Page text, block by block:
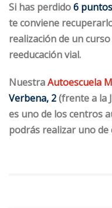
Si has perdido6
te conviene
realización de un
reeducación vial.
NuestraAutoescuela
Verbena, 2(frente a la
es uno de los centros
podrás realizar uno de